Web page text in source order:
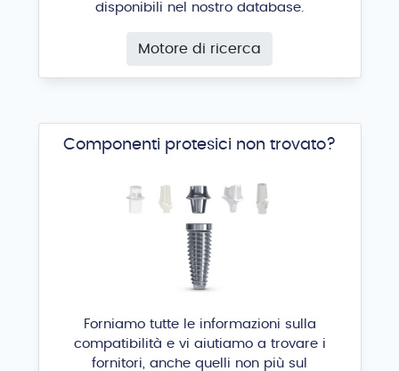
disponibili nel nostro database.
Motore di ricerca
Componenti protesici non trovato?
Forniamo tutte le informazioni sulla
compatibilità e vi aiutiamo a trovare i
fornitori, anche quelli non più sul